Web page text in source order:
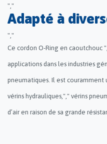
","
Adapté à
","
Ce cordon O-Ring en caoutchouc
applications dans les industries
pneumatiques. Il est couramment
vérins hydrauliques,"," vérins
d’air en raison de sa grande